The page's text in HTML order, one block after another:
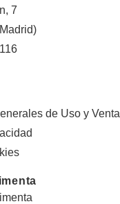
7
de Uso y Venta